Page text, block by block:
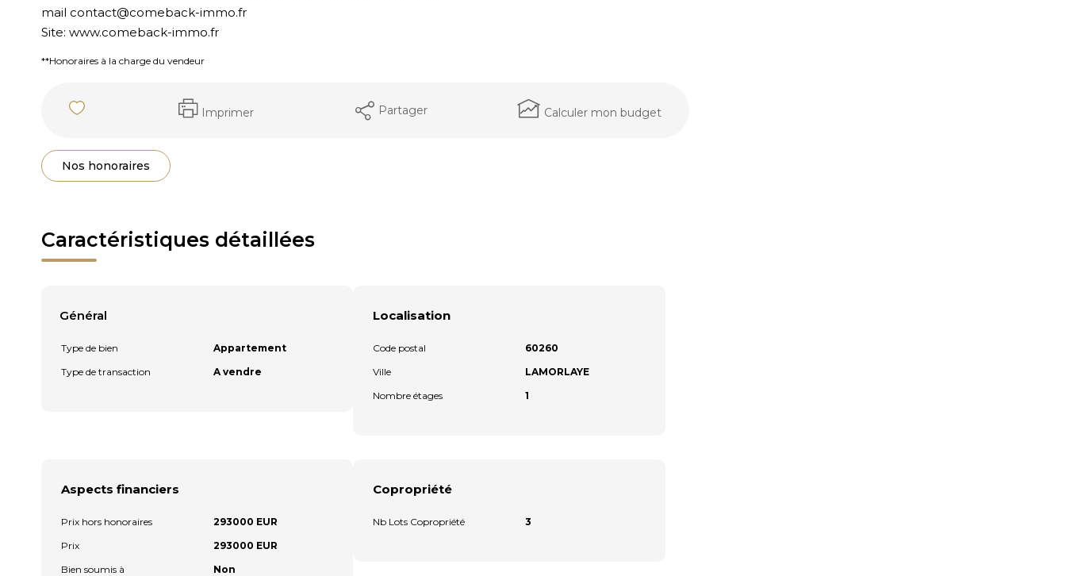
mail contact@comeback-immo.fr
Site: www.comeback-immo.fr
**Honoraires à la charge du vendeur
Imprimer Partager Calculer mon budget
Nos honoraires
Caractéristiques détaillées
Général
Type de bien
Appartement
Type de transaction
A vendre
Localisation
Code postal
60260
Ville
LAMORLAYE
Nombre étages
1
Aspects financiers
Prix hors honoraires
293000 EUR
Prix
293000 EUR
Bien soumis à
Non
Copropriété
Nb Lots Copropriété 3